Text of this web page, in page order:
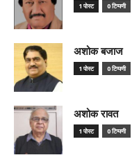
1 पोस्ट 0 टिप्पणी
अशोक बजाज
1 पोस्ट 0 टिप्पणी
अशोक रावत
1 पोस्ट 0 टिप्पणी